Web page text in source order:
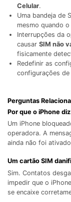
Celular.
Uma bandeja de
mesmo quando
Interrupções da
causar SIM não
fisicamente
Redefinir as
configurações de
Perguntas
Por que o iPhone
Um iPhone
operadora. A
ainda não foi
Um cartão SIM
Sim. Contatos
impedir que o
se encaixe